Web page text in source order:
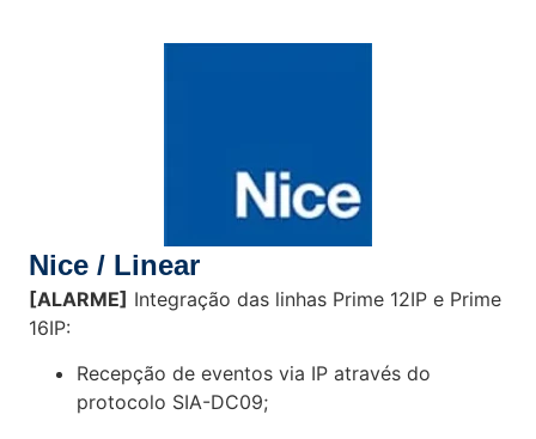
Nice / Linear
[ALARME] Integração das linhas Prime 12IP e Prime
16IP:
Recepção de eventos via IP através do
protocolo SIA-DC09;